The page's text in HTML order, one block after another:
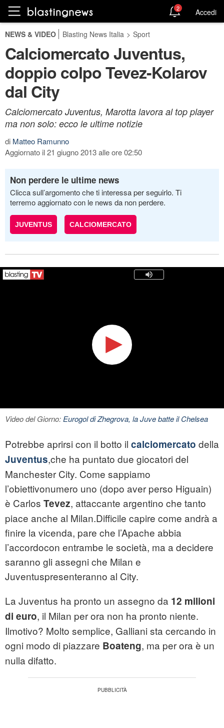
2 Accedi
NEWS & VIDEO Blasting News Italia > Sport
Calciomercato Juventus,
doppio colpo Tevez-Kolarov
dal City
Calciomercato Juventus, Marotta lavora al top player
ma non solo: ecco le ultime notizie
di Matteo Ramunno
Aggiornato il 21 giugno 2013 alle ore 02:50
Non perdere le ultime news
Clicca sull’argomento che ti interessa per seguirlo. Ti
terremo aggiornato con le news da non perdere.
JUVENTUS CALCIOMERCATO
Video del Giorno: Eurogol di Zhegrova, la Juve batte il Chelsea
Potrebbe aprirsi con il botto il calciomercato della
Juventus,che ha puntato due giocatori del
Manchester City. Come sappiamo
l’obiettivonumero uno (dopo aver perso Higuain)
è Carlos Tevez, attaccante argentino che tanto
piace anche al Milan.Difficile capire come andrà a
finire la vicenda, pare che l’Apache abbia
l’accordocon entrambe le società, ma a decidere
saranno gli assegni che Milan e
Juventuspresenteranno al City.
La Juventus ha pronto un assegno da 12 milioni
di euro, il Milan per ora non ha pronto niente.
Ilmotivo? Molto semplice, Galliani sta cercando in
ogni modo di piazzare Boateng, ma per ora è un
nulla difatto.